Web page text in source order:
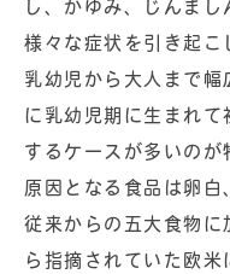
し、かゆみ、じんま
様々な症状を引き起こ
乳幼児から大人まで
に乳幼児期に生まれ
するケースが多いのが
原因となる食品は卵白
従来からの五大食物に
ら指摘されていた欧